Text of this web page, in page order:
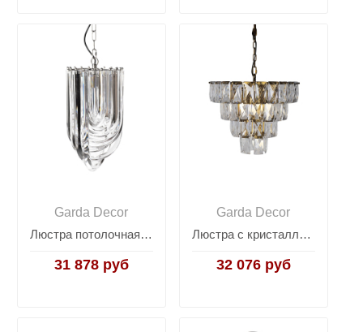
Garda Decor
Люстра потолочная изящная 91GH-3503
31 878 руб
Garda Decor
Люстра с кристаллами (золото) K2KG1113P-7
32 076 руб